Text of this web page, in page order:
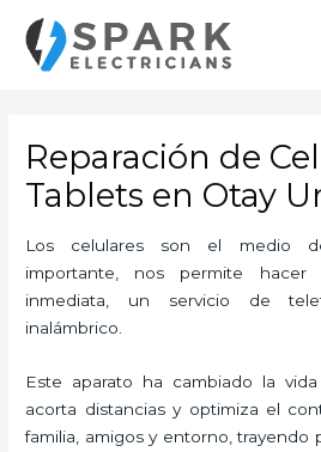
contenido
Reparación de
Tablets en Otay
Los celulares son el medio
importante, nos permite hacer
inmediata, un servicio de
inalámbrico.
Este aparato ha cambiado la
acorta distancias y optimiza el
familia, amigos y entorno, trayendo